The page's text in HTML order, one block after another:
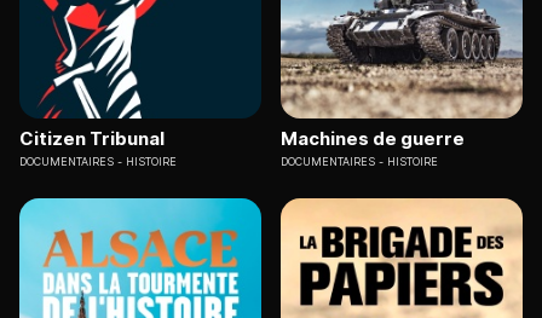
Citizen Tribunal
DOCUMENTAIRES HISTOIRE
Machines de guerre
DOCUMENTAIRES HISTOIRE